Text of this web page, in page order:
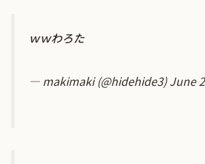
ｗｗわろた
— makimaki (@hidehide3)June